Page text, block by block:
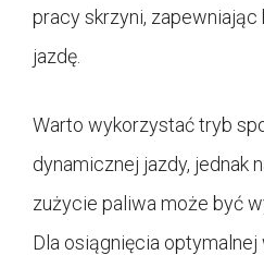
pracy skrzyni,
jazdę.
Warto wykorzystać tryb
dynamicznej jazdy, jednak
zużycie paliwa może być
Dla osiągnięcia